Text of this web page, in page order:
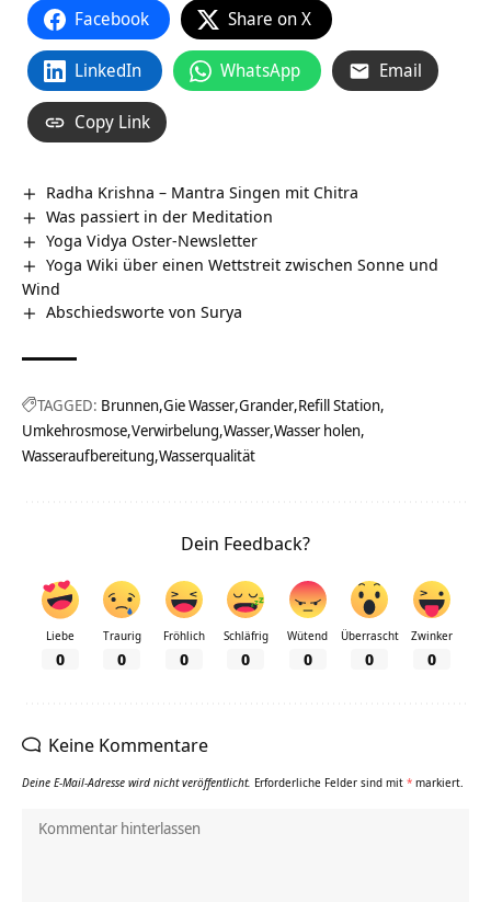
Facebook Share on X
LinkedIn WhatsApp Email
Copy Link
Radha Krishna – Mantra Singen mit Chitra
Was passiert in der Meditation
Yoga Vidya Oster-Newsletter
Yoga Wiki über einen Wettstreit zwischen Sonne und
Wind
Abschiedsworte von Surya
TAGGED: Brunnen Gie Wasser Grander Refill Station
Umkehrosmose Verwirbelung Wasser Wasser holen
Wasseraufbereitung Wasserqualität
Dein Feedback?
Liebe
0
Traurig
0
Fröhlich
0
Schläfrig
0
Wütend
0
Überrascht
0
Zwinker
0
Keine Kommentare
Deine E-Mail-Adresse wird nicht veröffentlicht. Erforderliche Felder sind mit * markiert.